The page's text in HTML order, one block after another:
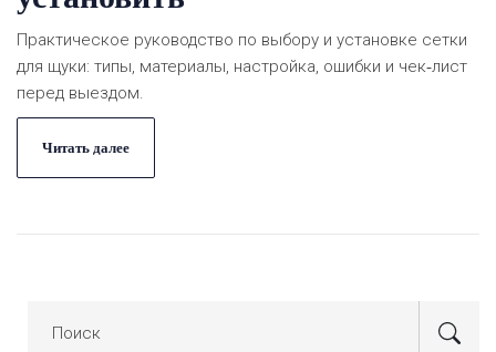
Практическое руководство по выбору и установке сетки
для щуки: типы, материалы, настройка, ошибки и чек‑лист
перед выездом.
Читать далее